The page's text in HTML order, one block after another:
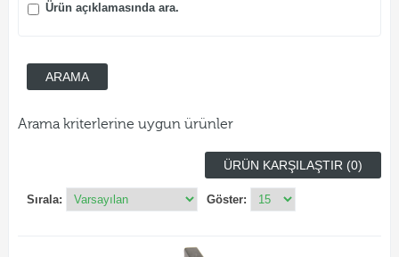
Ürün açıklamasında ara.
Arama kriterlerine uygun ürünler
ÜRÜN KARŞILAŞTIR (0)
Sırala: Göster: